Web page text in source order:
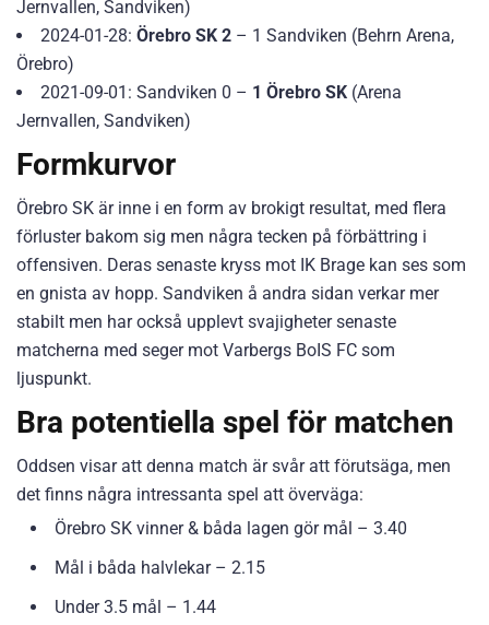
Jernvallen, Sandviken)
2024-01-28: Örebro SK 2 – 1 Sandviken (Behrn Arena,
Örebro)
2021-09-01: Sandviken 0 – 1 Örebro SK (Arena
Jernvallen, Sandviken)
Formkurvor
Örebro SK är inne i en form av brokigt resultat, med flera
förluster bakom sig men några tecken på förbättring i
offensiven. Deras senaste kryss mot IK Brage kan ses som
en gnista av hopp. Sandviken å andra sidan verkar mer
stabilt men har också upplevt svajigheter senaste
matcherna med seger mot Varbergs BoIS FC som
ljuspunkt.
Bra potentiella spel för matchen
Oddsen visar att denna match är svår att förutsäga, men
det finns några intressanta spel att överväga:
Örebro SK vinner & båda lagen gör mål – 3.40
Mål i båda halvlekar – 2.15
Under 3.5 mål – 1.44